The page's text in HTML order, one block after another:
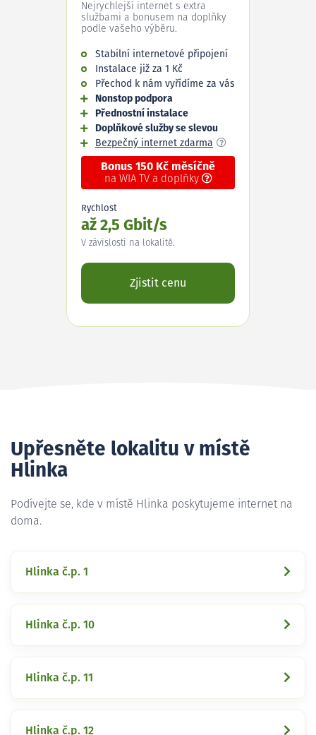
Nejrychlejší internet s extra
službami a bonusem na doplňky
podle vašeho výběru.
Stabilní internetové připojení
Instalace již za 1 Kč
Přechod k nám vyřídíme za vás
Nonstop podpora
Přednostní instalace
Doplňkové služby se slevou
Bezpečný internet zdarma
Bonus 150 Kč měsíčně
na WIA TV a doplňky
Rychlost
až 2,5 Gbit/s
V závislosti na lokalitě.
Zjistit cenu
Upřesněte lokalitu v místě
Hlinka
Podívejte se, kde v místě Hlinka poskytujeme internet na
doma.
Hlinka č.p. 1
Hlinka č.p. 10
Hlinka č.p. 11
Hlinka č.p. 12